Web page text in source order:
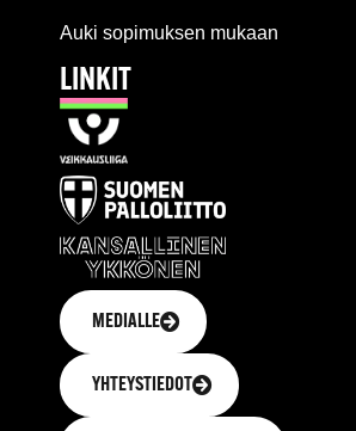
Auki sopimuksen mukaan
LINKIT
MEDIALLE
YHTEYSTIEDOT